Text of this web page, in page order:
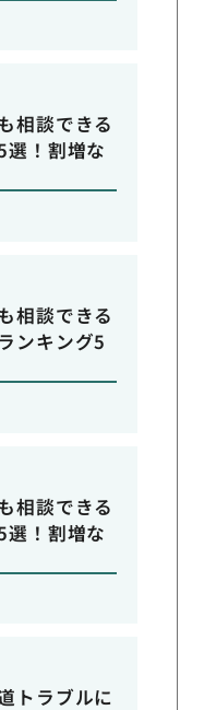
相談できる
選！割増な
相談できる
ンキング5
相談できる
選！割増な
トラブルに